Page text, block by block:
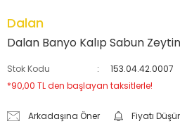
Dalan
Dalan Banyo Kalıp Sabun
Stok Kodu
153.04.42.0007
*90,00 TL den başlayan taksitlerle!
Arkadaşına Öner Fiyatı